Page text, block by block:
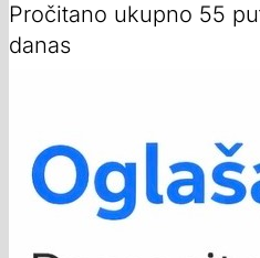
Pročitano ukupno 55
danas